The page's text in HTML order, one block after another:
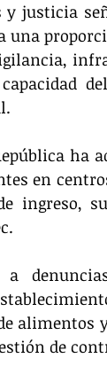
justicia
una
ha
en
ingreso,
alimentos
de